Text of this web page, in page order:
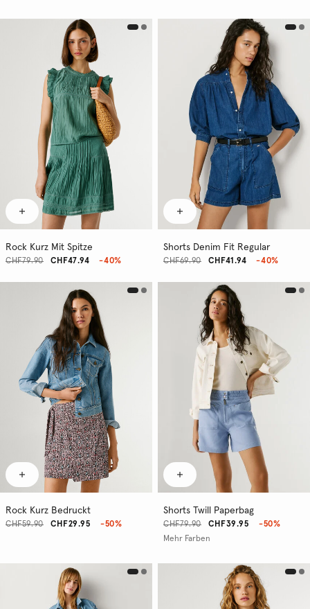
Rock Kurz Mit Spitze
CHF47.94
CHF79.90 -40%
Shorts Denim Fit Regular
CHF41.94
CHF69.90 -40%
Rock Kurz Bedruckt
CHF29.95
CHF59.90 -50%
Shorts Twill Paperbag
CHF39.95
CHF79.90
-50%
Mehr Farben